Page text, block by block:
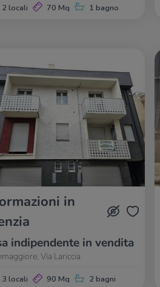
2 locali 70 Mq 1 bagno
in
indipendente in vendita
Via Lariccia
3 locali 90 Mq 2 bagni